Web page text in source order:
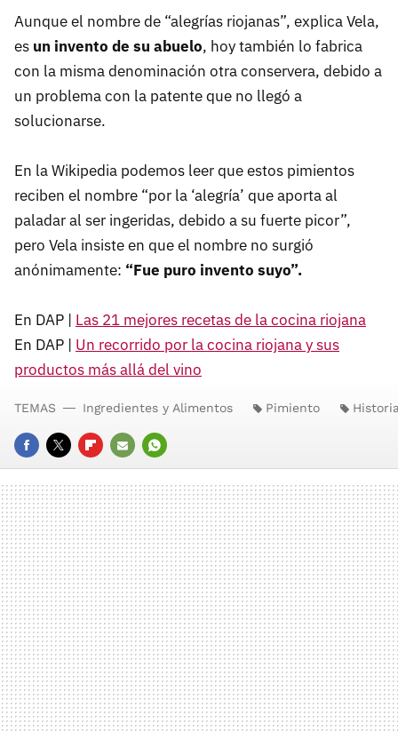
Aunque el nombre de “alegrías riojanas”, explica Vela,
es un invento de su abuelo, hoy también lo fabrica
con la misma denominación otra conservera, debido a
un problema con la patente que no llegó a
solucionarse.
En la Wikipedia podemos leer que estos pimientos
reciben el nombre “por la ‘alegría’ que aporta al
paladar al ser ingeridas, debido a su fuerte picor”,
pero Vela insiste en que el nombre no surgió
anónimamente: “Fue puro invento suyo”.
En DAP | Las 21 mejores recetas de la cocina riojana
En DAP | Un recorrido por la cocina riojana y sus
productos más allá del vino
FACEBOOK
TWITTERFLIPBOARD
E-
MAIL
WHATSAPP
TEMAS Ingredientes y Alimentos Pimiento